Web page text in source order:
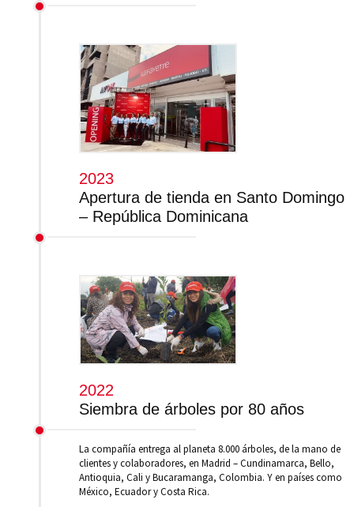
2023
Apertura de tienda en Santo Domingo
– República Dominicana
2022
Siembra de árboles por 80 años
La compañía entrega al planeta 8.000 árboles, de la mano de
clientes y colaboradores, en Madrid – Cundinamarca, Bello,
Antioquia, Cali y Bucaramanga, Colombia. Y en países como
México, Ecuador y Costa Rica.